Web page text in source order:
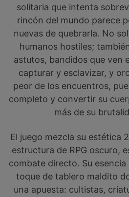
solitaria que intenta
rincón del mundo parece
nuevas de quebrarla. No
humanos hostiles;
astutos, bandidos que ven
capturar y esclavizar, y
peor de los encuentros,
completo y convertir su
más de su
El juego mezcla su estética
estructura de RPG oscuro,
combate directo. Su
toque de tablero maldito
una apuesta: cultistas,